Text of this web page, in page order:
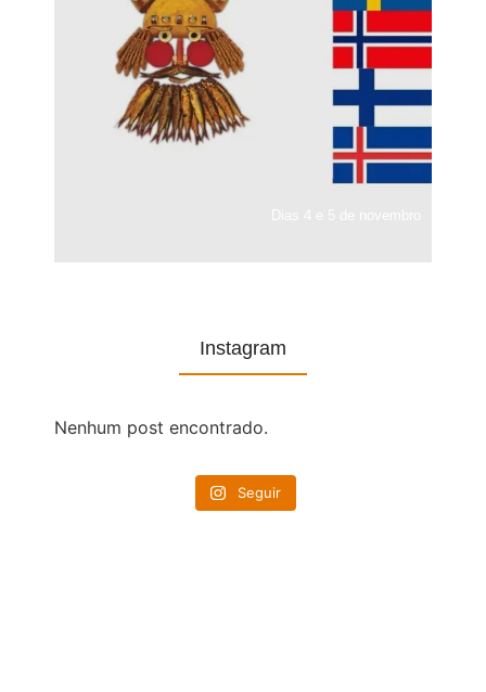
Instagram
Nenhum post encontrado.
Seguir